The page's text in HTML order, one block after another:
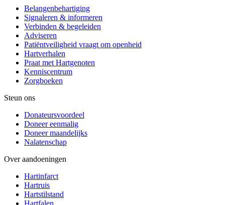
Belangenbehartiging
Signaleren & informeren
Verbinden & begeleiden
Adviseren
Patiëntveiligheid vraagt om openheid
Hartverhalen
Praat met Hartgenoten
Kenniscentrum
Zorgboeken
Steun ons
Donateursvoordeel
Doneer eenmalig
Doneer maandelijks
Nalatenschap
Over aandoeningen
Hartinfarct
Hartruis
Hartstilstand